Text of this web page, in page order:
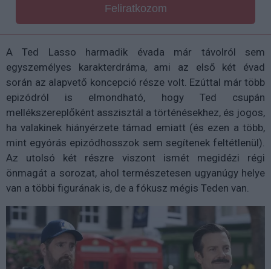
Feliratkozom
A Ted Lasso harmadik évada már távolról sem
egyszemélyes karakterdráma, ami az első két évad
során az alapvető koncepció része volt. Ezúttal már több
epizódról is elmondható, hogy Ted csupán
mellékszereplőként asszisztál a történésekhez, és jogos,
ha valakinek hiányérzete támad emiatt (és ezen a több,
mint egyórás epizódhosszok sem segítenek feltétlenül).
Az utolsó két részre viszont ismét megidézi régi
önmagát a sorozat, ahol természetesen ugyanúgy helye
van a többi figurának is, de a fókusz mégis Teden van.